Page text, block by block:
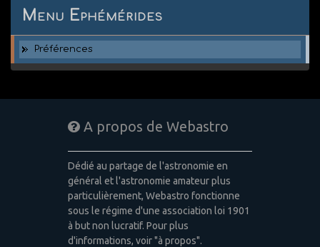
Menu Ephémérides
Préférences
A propos de Webastro
Dédié au partage de l'astronomie en
général et l'astronomie amateur plus
particulièrement, Webastro fonctionne
sous le régime d'une association loi 1901
à but non lucratif. Pour plus
d'informations, voir "à propos".